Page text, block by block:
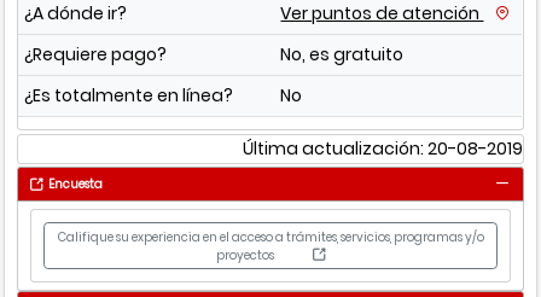
¿A dónde ir?
Ver puntos de atención
¿Requiere pago?
No, es gratuito
¿Es totalmente en línea?
No
Última actualización: 20-08-2019
Encuesta
Califique su experiencia en el acceso a trámites, servicios, programas y/o
proyectos